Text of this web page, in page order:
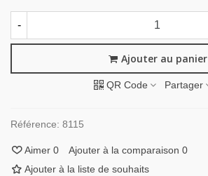
-
Ajouter au panier
QR Code Partager
Référence: 8115
Aimer 0 Ajouter à la comparaison 0
Ajouter à la liste de souhaits